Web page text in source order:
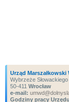
Urząd
Wybrzeże
50-411 Wrocław
e-mail:
Godziny pracy